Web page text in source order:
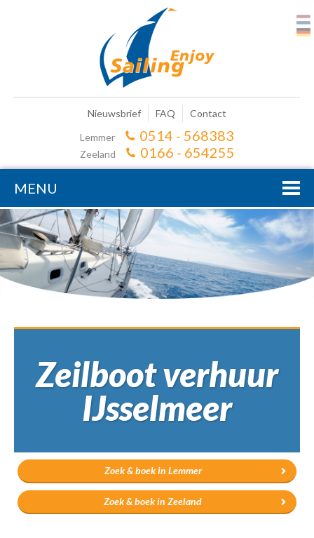
Nieuwsbrief FAQ
Contact
Lemmer
0514 - 568383
Zeeland 0166 - 654255
MENU
Zeilboot verhuur
IJsselmeer
Zoek & boek in Lemmer
Zoek & boek in Zeeland